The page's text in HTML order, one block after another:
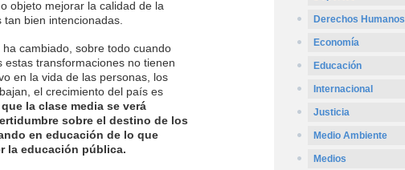
objeto mejorar la calidad de la
bien intencionadas.
cambiado, sobre todo cuando
transformaciones no tienen
en la vida de las personas, los
el crecimiento del país es
la clase media se verá
sobre el destino de los
en educación de lo que
la educación pública.
Derechos Humanos
Economía
Educación
Internacional
Justicia
Medio Ambiente
Medios